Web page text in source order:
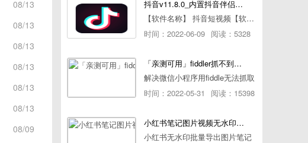
08/13
08/13
08/13
08/13
08/13
08/13
08/09
抖音v11.8.0_内置抖音伴侣/视频去水印
【软件名称】 抖音短视频【软件版本】 11.8.0【软件大小】 83.74M【是否Root】不需要【测试机型】PCML10 [oppo Reno Ace]【文字介绍】 抖音短视频app是一款很有意思娱
时间：2022-06-09 阅读：5328
「亲测可用」fiddler抓不到pc端微信小程序包解决方案
解决微信小程序用fiddle无法抓取
时间：2022-05-31
阅读：15398
小红书笔记图片视频无水印批量下载软件使用教程
小红书无水印批量导出图片笔记